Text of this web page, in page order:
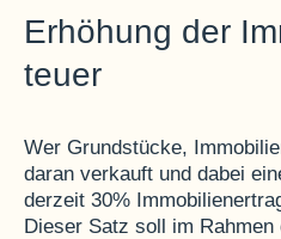
Erhöhung der
teuer
Wer Grundstücke,
daran verkauft und dabei
derzeit 30%
Dieser Satz soll im Rahmen